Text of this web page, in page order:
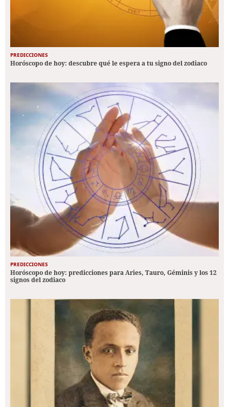
PREDICCIONES
Horóscopo de hoy: descubre qué le espera a tu signo del zodiaco
PREDICCIONES
Horóscopo de hoy: predicciones para Aries, Tauro, Géminis y los 12
signos del zodiaco